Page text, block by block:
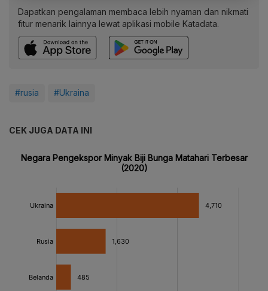
Dapatkan pengalaman membaca lebih nyaman dan nikmati
fitur menarik lainnya lewat aplikasi mobile Katadata.
#rusia #Ukraina
CEK JUGA DATA INI